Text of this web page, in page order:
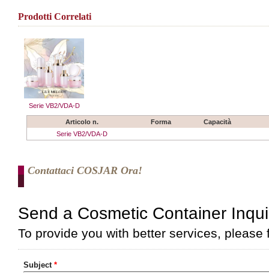
Prodotti Correlati
Serie VB2/VDA-D
Articolo n. Forma
Capacità
Serie VB2/VDA-D
Contattaci COSJAR Ora!